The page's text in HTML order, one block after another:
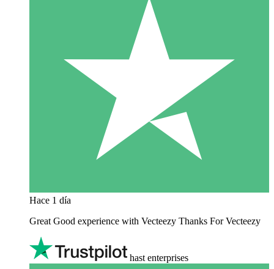
Hace 1 día
Great Good experience with Vecteezy Thanks For Vecteezy
hast enterprises